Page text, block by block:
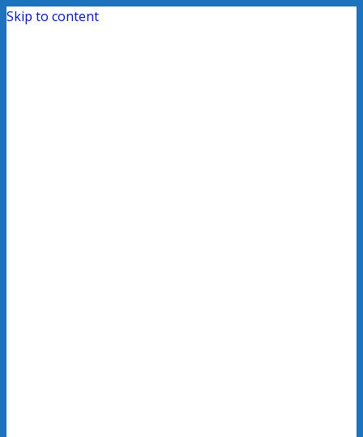
Skip to content